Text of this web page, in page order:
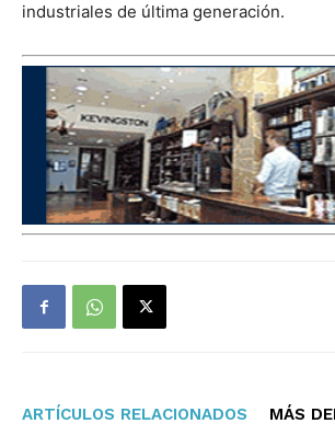
industriales de última generación.
ARTÍCULOS RELACIONADOS MÁS